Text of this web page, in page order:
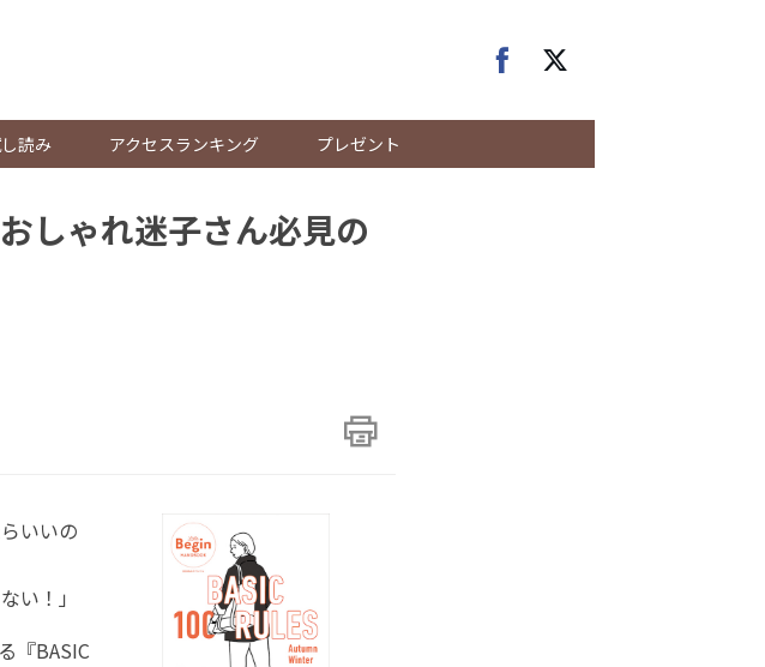
読み アクセスランキング プレゼント
しゃれ迷子さん必見の
いいの
い！」
『BASIC